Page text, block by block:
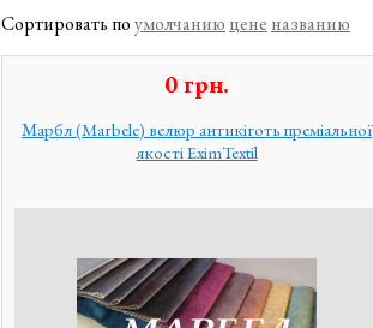
Сортировать поумолчанию цене названию
0грн.
Марбл (Marbele) велюр антикіготь преміальної
якості EximTextil